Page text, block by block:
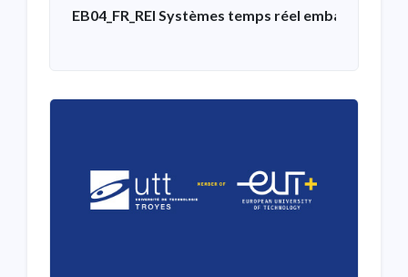
EB04_FR_REI Systèmes temps réel embarqués